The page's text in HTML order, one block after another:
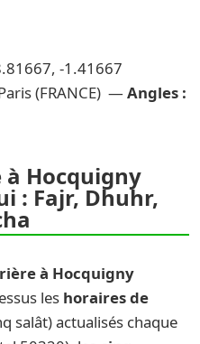
-1.41667
(FRANCE) — Angles :
Hocquigny
: Fajr, Dhuhr,
à Hocquigny
les horaires de
salât) actualisés chaque